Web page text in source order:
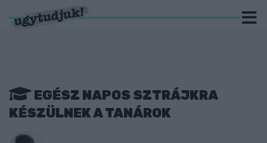
EGÉSZ NAPOS SZTRÁJKRA
KÉSZÜLNEK A TANÁROK